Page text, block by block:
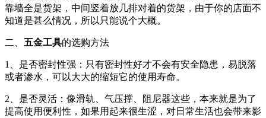
靠墙全是货架，中间竖着放几排对着的货架，由于你的店面不
知道是甚么情况，所以只能说个大概。
二、 五金工具的选购方法
1、是否密封性强：只有密封性好才不会有安全隐患，易脱落
或者渗水，可以大大的缩短它的使用寿命。
2、是否灵活：像滑轨、气压撑、阻尼器这些，本来就是为了
提高使用便利性，如果用起来很生涩，对日常生活也会带来影